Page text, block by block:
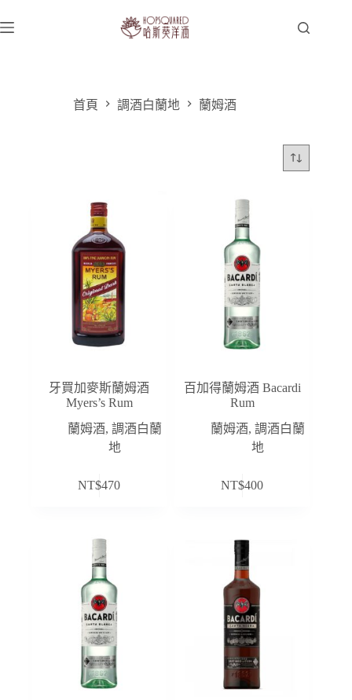
至
首頁 調酒白蘭地 蘭姆酒
牙買加麥斯蘭姆酒
Myers’s Rum
蘭姆酒,調酒白蘭
地
NT$470
百加得蘭姆酒 Bacardi
Rum
蘭姆酒,調酒白蘭
地
NT$400